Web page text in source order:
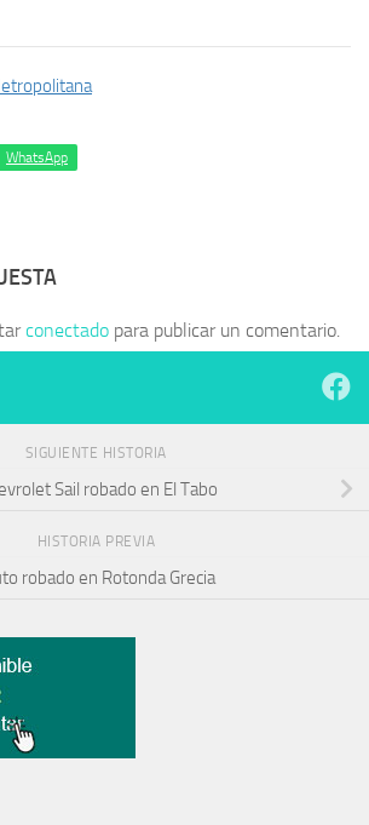
WhatsApp
conectado para publicar un comentario.
SIGUIENTE HISTORIA
Sail robado en El Tabo
HISTORIA PREVIA
robado en Rotonda Grecia